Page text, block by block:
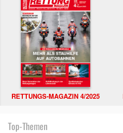
RETTUNGS-MAGAZIN 4/2025
Top-Themen